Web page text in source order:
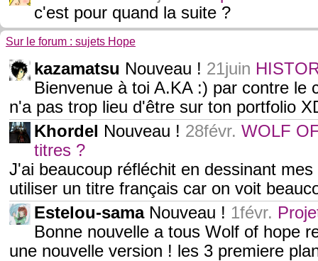
c'est pour quand la suite ?
Sur le forum : sujets Hope
kazamatsu Nouveau ! 21juin
Bienvenue à toi A.KA :) par contre le
n'a pas trop lieu d'être sur ton portfolio
Khordel Nouveau ! 28févr. WOLF
titres ?
J'ai beaucoup réfléchit en dessinant
utiliser un titre français car on voit
Estelou-sama Nouveau ! 1févr.
Bonne nouvelle a tous Wolf of hope
une nouvelle version ! les 3 premiere